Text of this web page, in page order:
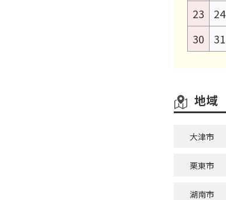
23
24
30
31
地域
大津市
栗東市
湖南市